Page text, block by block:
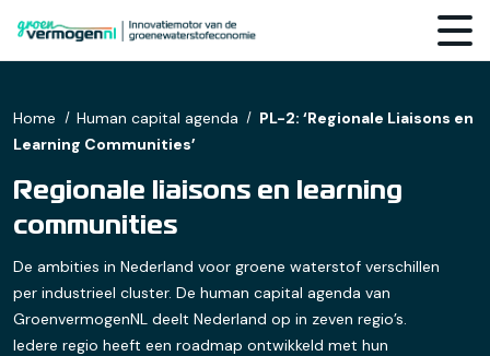
Home Human capital agenda
PL-2: ‘Regionale Liaisons en
Learning Communities’
Regionale liaisons en learning
communities
De ambities in Nederland voor groene waterstof verschillen
per industrieel cluster. De human capital agenda van
GroenvermogenNL deelt Nederland op in zeven regio’s.
Iedere regio heeft een roadmap ontwikkeld met hun